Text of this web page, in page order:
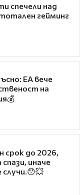
спечели над
гейминг
EA вече
на
срок до 2026,
иначе
случи.😯💥